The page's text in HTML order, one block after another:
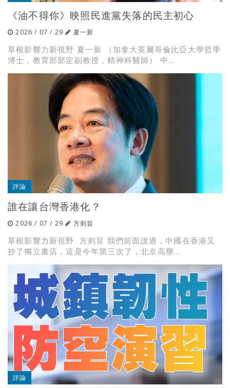
《油不得你》映照民進黨失落的民主初心
2026 / 07 / 29 夏一新
草根影響力新視野 夏一新 （加拿大英屬哥倫比亞大學哲學
博士，教育部部定副教授，精神科醫師） 中...
評論
誰在讓台灣香港化？
2026 / 07 / 29 方剡旨
草根影響力新視野 方剡旨 我們前面說過，中國在香港又
抄了獨立書店，這是今年第三次了，北京高壓...
評論